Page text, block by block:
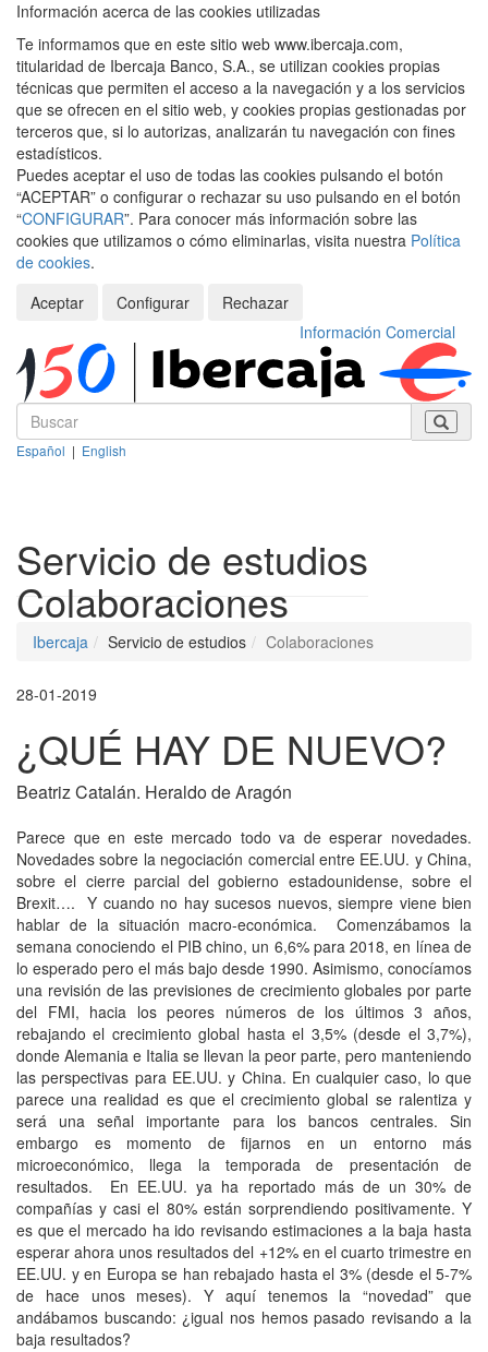
Información acerca de las cookies utilizadas
Te informamos que en este sitio web www.ibercaja.com,
titularidad de Ibercaja Banco, S.A., se utilizan cookies propias
técnicas que permiten el acceso a la navegación y a los servicios
que se ofrecen en el sitio web, y cookies propias gestionadas por
terceros que, si lo autorizas, analizarán tu navegación con fines
estadísticos.
Puedes aceptar el uso de todas las cookies pulsando el botón
“ACEPTAR” o configurar o rechazar su uso pulsando en el botón
“CONFIGURAR”. Para conocer más información sobre las
cookies que utilizamos o cómo eliminarlas, visita nuestra Política
de cookies.
Aceptar
Configurar
Rechazar
Información Comercial
Español | English
Servicio de estudios
Colaboraciones
Ibercaja Servicio de estudios Colaboraciones
28-01-2019
¿QUÉ HAY DE NUEVO?
Beatriz Catalán. Heraldo de Aragón
Parece que en este mercado todo va de esperar novedades.
Novedades sobre la negociación comercial entre EE.UU. y China,
sobre el cierre parcial del gobierno estadounidense, sobre el
Brexit…. Y cuando no hay sucesos nuevos, siempre viene bien
hablar de la situación macro-económica. Comenzábamos la
semana conociendo el PIB chino, un 6,6% para 2018, en línea de
lo esperado pero el más bajo desde 1990. Asimismo, conocíamos
una revisión de las previsiones de crecimiento globales por parte
del FMI, hacia los peores números de los últimos 3 años,
rebajando el crecimiento global hasta el 3,5% (desde el 3,7%),
donde Alemania e Italia se llevan la peor parte, pero manteniendo
las perspectivas para EE.UU. y China. En cualquier caso, lo que
parece una realidad es que el crecimiento global se ralentiza y
será una señal importante para los bancos centrales. Sin
embargo es momento de fijarnos en un entorno más
microeconómico, llega la temporada de presentación de
resultados. En EE.UU. ya ha reportado más de un 30% de
compañías y casi el 80% están sorprendiendo positivamente. Y
es que el mercado ha ido revisando estimaciones a la baja hasta
esperar ahora unos resultados del +12% en el cuarto trimestre en
EE.UU. y en Europa se han rebajado hasta el 3% (desde el 5-7%
de hace unos meses). Y aquí tenemos la “novedad” que
andábamos buscando: ¿igual nos hemos pasado revisando a la
baja resultados?